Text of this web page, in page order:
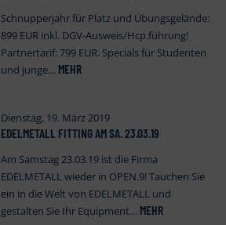
Schnupperjahr für Platz und Übungsgelände:
899 EUR inkl. DGV-Ausweis/Hcp.führung!
Partnertarif: 799 EUR. Specials für Studenten
und junge… MEHR
Dienstag, 19. März 2019
EDELMETALL FITTING AM SA. 23.03.19
Am Samstag 23.03.19 ist die Firma
EDELMETALL wieder in OPEN.9! Tauchen Sie
ein in die Welt von EDELMETALL und
gestalten Sie Ihr Equipment… MEHR